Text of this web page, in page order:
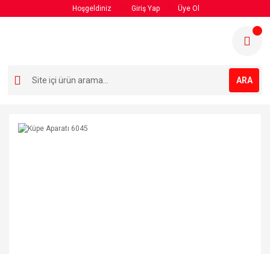
Hoşgeldiniz Giriş Yap Üye Ol
ARA